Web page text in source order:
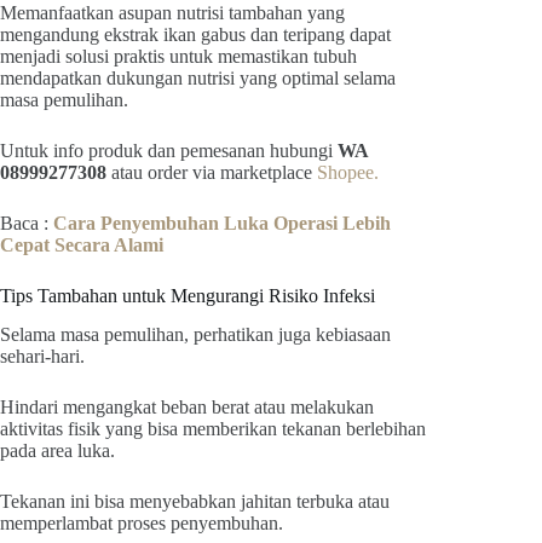
Memanfaatkan asupan nutrisi tambahan yang
mengandung ekstrak ikan gabus dan teripang dapat
menjadi solusi praktis untuk memastikan tubuh
mendapatkan dukungan nutrisi yang optimal selama
masa pemulihan.
Untuk info produk dan pemesanan hubungi WA
08999277308 atau order via marketplace Shopee.
Baca : Cara Penyembuhan Luka Operasi Lebih
Cepat Secara Alami
Tips Tambahan untuk Mengurangi Risiko Infeksi
Selama masa pemulihan, perhatikan juga kebiasaan
sehari-hari.
Hindari mengangkat beban berat atau melakukan
aktivitas fisik yang bisa memberikan tekanan berlebihan
pada area luka.
Tekanan ini bisa menyebabkan jahitan terbuka atau
memperlambat proses penyembuhan.